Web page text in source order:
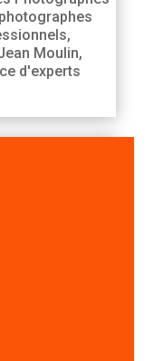
Moulin,
d'experts